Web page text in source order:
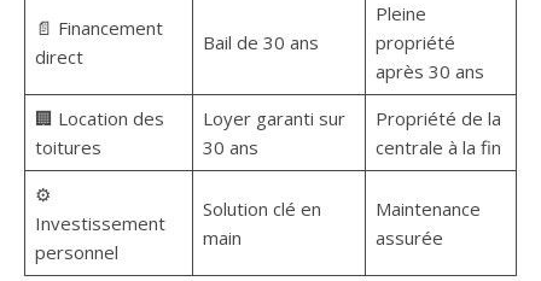
📄 Financement
direct
Bail de 30 ans
Pleine
propriété
après 30 ans
🏢 Location des
toitures
Loyer garanti sur
30 ans
Propriété de la
centrale à la fin
⚙️
Investissement
personnel
Solution clé en
main
Maintenance
assurée